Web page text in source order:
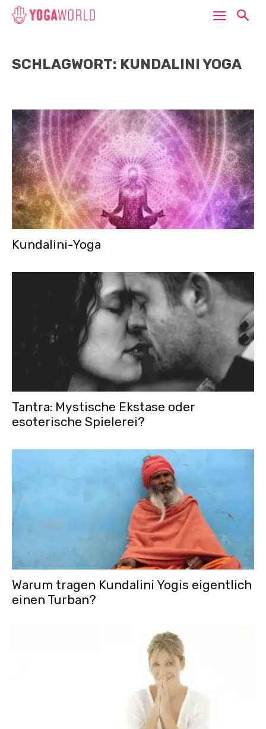
SCHLAGWORT: KUNDALINI YOGA
Kundalini-Yoga
Tantra: Mystische Ekstase oder
esoterische Spielerei?
Warum tragen Kundalini Yogis eigentlich
einen Turban?